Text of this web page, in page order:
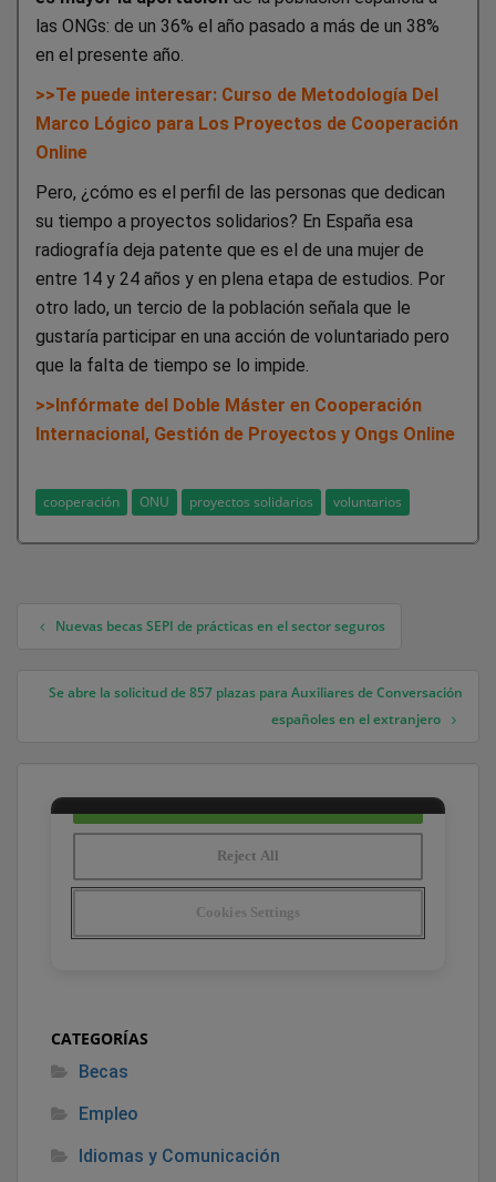
las ONGs: de un 36% el año pasado a más de un 38%
en el presente año.
>>Te puede interesar: Curso de Metodología Del
Marco Lógico para Los Proyectos de Cooperación
Online
Pero, ¿cómo es el perfil de las personas que dedican
su tiempo a proyectos solidarios? En España esa
radiografía deja patente que es el de una mujer de
entre 14 y 24 años y en plena etapa de estudios. Por
otro lado, un tercio de la población señala que le
gustaría participar en una acción de voluntariado pero
que la falta de tiempo se lo impide.
>>Infórmate del Doble Máster en Cooperación
Internacional, Gestión de Proyectos y Ongs Online
cooperación ONU proyectos solidarios voluntarios
Navegación de entradas
Nuevas becas SEPI de prácticas en el sector seguros
Se abre la solicitud de 857 plazas para Auxiliares de Conversación
españoles en el extranjero
CATEGORÍAS
Becas
Empleo
Idiomas y Comunicación